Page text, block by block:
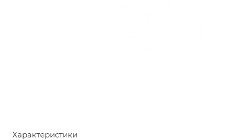
Характеристики